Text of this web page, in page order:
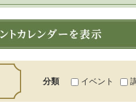
分類
イベント